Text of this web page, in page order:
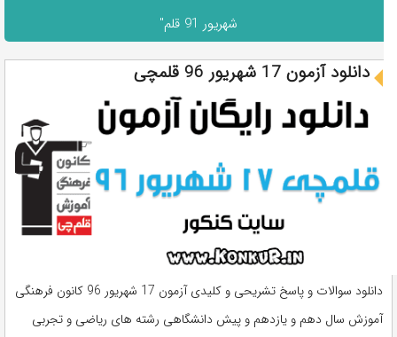
شهریور 91 قلم"
دانلود آزمون 17 شهریور 96 قلمچی
دانلود سوالات و پاسخ تشریحی و کلیدی آزمون 17 شهریور 96 کانون فرهنگی
آموزش سال دهم و یازدهم و پیش دانشگاهی رشته های ریاضی و تجربی